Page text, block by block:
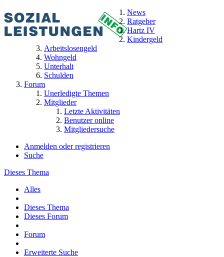
News
Ratgeber
Hartz IV
Kindergeld
Arbeitslosengeld
Wohngeld
Unterhalt
Schulden
Forum
Unerledigte Themen
Mitglieder
Letzte Aktivitäten
Benutzer online
Mitgliedersuche
Anmelden oder registrieren
Suche
Dieses Thema
Alles
Dieses Thema
Dieses Forum
Forum
Erweiterte Suche